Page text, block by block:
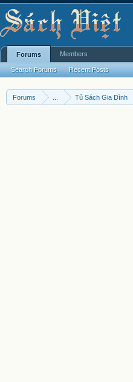
Forums Tủ Sách Gia Đình
Forums
Search Forums Recent Posts
Members